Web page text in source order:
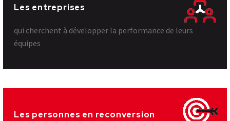
Les entreprises
qui cherchent à développer la performance de leurs
équipes
Les personnes en reconversion